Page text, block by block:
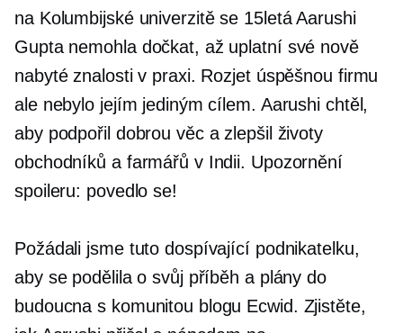
na Kolumbijské univerzitě se 15letá Aarushi
Gupta nemohla dočkat, až uplatní své nově
nabyté znalosti v praxi. Rozjet úspěšnou firmu
ale nebylo jejím jediným cílem. Aarushi chtěl,
aby podpořil dobrou věc a zlepšil životy
obchodníků a farmářů v Indii. Upozornění
spoileru: povedlo se!
Požádali jsme tuto dospívající podnikatelku,
aby se podělila o svůj příběh a plány do
budoucna s komunitou blogu Ecwid. Zjistěte,